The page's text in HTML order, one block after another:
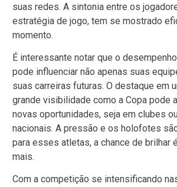
suas redes. A sintonia entre os
estratégia de jogo, tem se mostrado
momento.
É interessante notar que o
pode influenciar não apenas suas
suas carreiras futuras. O destaque em
grande visibilidade como a Copa pode
novas oportunidades, seja em clubes
nacionais. A pressão e os holofotes
para esses atletas, a chance de brilhar
mais.
Com a competição se intensificando